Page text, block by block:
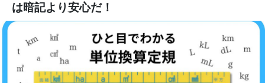
は暗記より安心だ！